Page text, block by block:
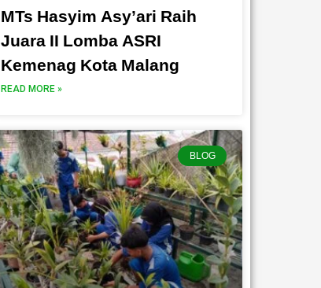
MTs Hasyim Asy’ari Raih
Juara II Lomba ASRI
Kemenag Kota Malang
READ MORE »
BLOG